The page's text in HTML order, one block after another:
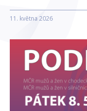
11. května 2026